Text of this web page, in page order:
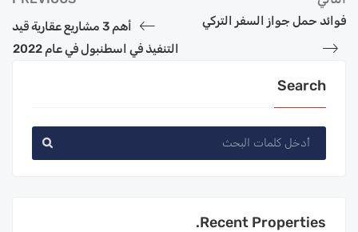
أهم 3 مشاريع عقارية قيد
التنفيذ في اسطنبول في عام 2022
فوائد حمل جواز السفر التركي
Search
Recent Properties.